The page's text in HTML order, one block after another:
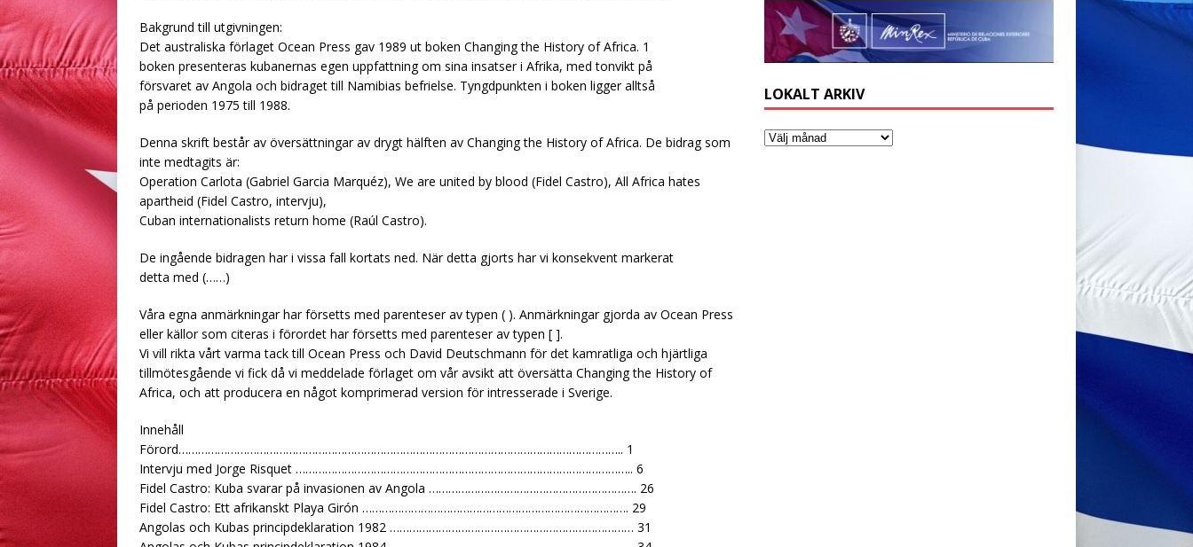
Bakgrund till utgivningen:
Det australiska förlaget Ocean Press gav 1989 ut boken Changing the History of Africa. 1
boken presenteras kubanernas egen uppfattning om sina insatser i Afrika, med tonvikt på
försvaret av Angola och bidraget till Namibias befrielse. Tyngdpunkten i boken ligger alltså
på perioden 1975 till 1988.
Denna skrift består av översättningar av drygt hälften av Changing the History of Africa. De bidrag som
inte medtagits är:
Operation Carlota (Gabriel Garcia Marquéz), We are united by blood (Fidel Castro), All Africa hates
apartheid (Fidel Castro, intervju),
Cuban internationalists return home (Raúl Castro).
De ingående bidragen har i vissa fall kortats ned. När detta gjorts har vi konsekvent markerat
detta med (……)
Våra egna anmärkningar har försetts med parenteser av typen ( ). Anmärkningar gjorda av Ocean Press
eller källor som citeras i förordet har försetts med parenteser av typen [ ].
Vi vill rikta vårt varma tack till Ocean Press och David Deutschmann för det kamratliga och hjärtliga
tillmötesgående vi fick då vi meddelade förlaget om vår avsikt att översätta Changing the History of
Africa, och att producera en något komprimerad version för intresserade i Sverige.
Innehåll
Förord……………………………………………………………………………………………………………………….. 1
Intervju med Jorge Risquet ………………………………………………………………………………………….. 6
Fidel Castro: Kuba svarar på invasionen av Angola ………………………………………………………. 26
Fidel Castro: Ett afrikanskt Playa Girón ………………………………………………………………………. 29
Angolas och Kubas principdeklaration 1982 ………………………………………………………………… 31
LOKALT ARKIV